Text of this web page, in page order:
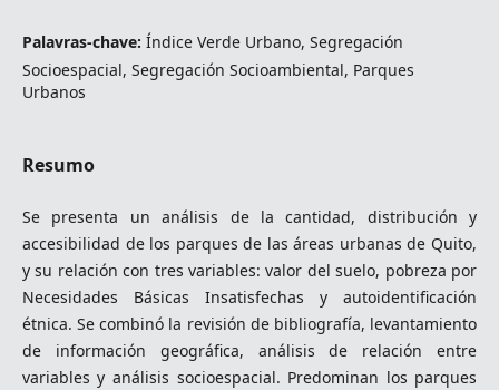
Palavras-chave: Índice Verde Urbano, Segregación
Socioespacial, Segregación Socioambiental, Parques
Urbanos
Resumo
Se presenta un análisis de la cantidad, distribución y
accesibilidad de los parques de las áreas urbanas de Quito,
y su relación con tres variables: valor del suelo, pobreza por
Necesidades Básicas Insatisfechas y autoidentificación
étnica. Se combinó la revisión de bibliografía, levantamiento
de información geográfica, análisis de relación entre
variables y análisis socioespacial. Predominan los parques